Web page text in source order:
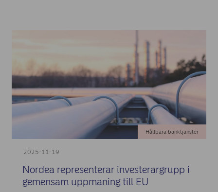
2025-11-19
Hållbara banktjänster
Nordea representerar investerargrupp i
gemensam uppmaning till EU